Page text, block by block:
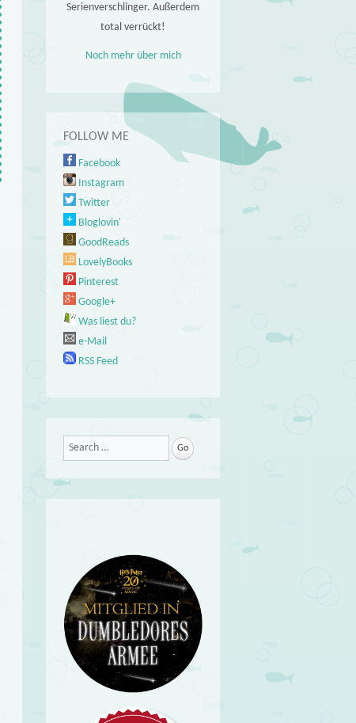
Serienverschlinger. Außerdem
total verrückt!
Noch mehr über mich
FOLLOW ME
Facebook
Instagram
Twitter
Bloglovin'
GoodReads
LovelyBooks
Pinterest
Google+
Was liest du?
e-Mail
RSS Feed
Search